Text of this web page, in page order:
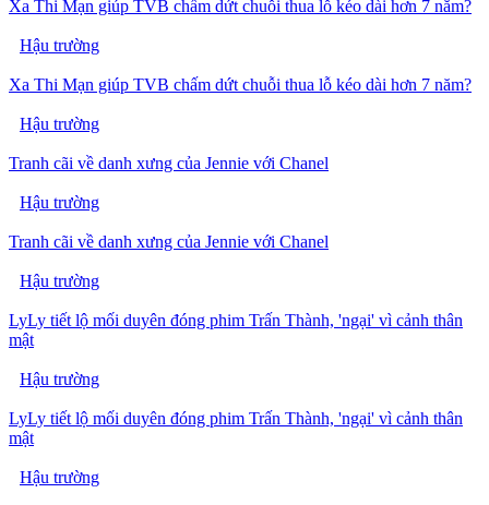
Xa Thi Mạn giúp TVB chấm dứt chuỗi thua lỗ kéo dài hơn 7 năm?
Hậu trường
Xa Thi Mạn giúp TVB chấm dứt chuỗi thua lỗ kéo dài hơn 7 năm?
Hậu trường
Tranh cãi về danh xưng của Jennie với Chanel
Hậu trường
Tranh cãi về danh xưng của Jennie với Chanel
Hậu trường
LyLy tiết lộ mối duyên đóng phim Trấn Thành, 'ngại' vì cảnh thân
mật
Hậu trường
LyLy tiết lộ mối duyên đóng phim Trấn Thành, 'ngại' vì cảnh thân
mật
Hậu trường